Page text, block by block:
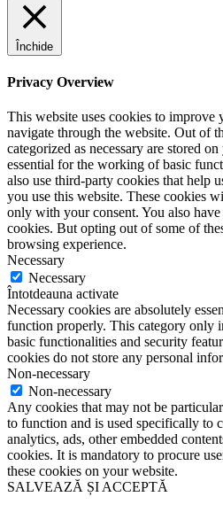
Închide
Privacy Overview
This website uses cookies to improve
navigate through the website. Out of
categorized as necessary are stored
essential for the working of basic
also use third-party cookies that help
you use this website. These cookies
only with your consent. You also
cookies. But opting out of some of
browsing experience.
Necessary
Necessary
Întotdeauna activate
Necessary cookies are absolutely
function properly. This category only
basic functionalities and security
cookies do not store any personal
Non-necessary
Non-necessary
Any cookies that may not be
to function and is used specifically to
analytics, ads, other embedded
cookies. It is mandatory to procure
these cookies on your website.
SALVEAZĂ ȘI ACCEPTĂ